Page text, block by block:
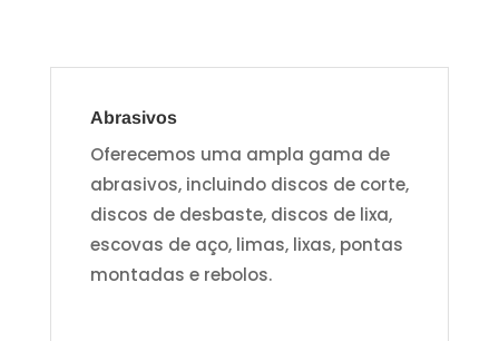
Abrasivos
Oferecemos uma ampla gama de
abrasivos, incluindo discos de corte,
discos de desbaste, discos de lixa,
escovas de aço, limas, lixas, pontas
montadas e rebolos.